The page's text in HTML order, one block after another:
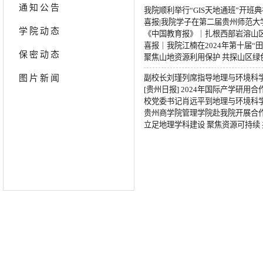
通知公告
学院动态
保密动态
图片新闻
我院顺利举行“GIS天地通班”开班
喜报|我院学子在第二届贵州师范
《中国教育报》｜扎根西部岩溶山
喜报｜我院江楠在2024年第十届“
聚焦山地资源利用保护 共探山区
副校长刘瑾列席指导地理与环境科
[贵州日报] 2024年国际产学研用合
校党委书记肖远平到地理与环境科
贵州商学院管理学院赴我院开展合
立足地理学科建设 聚焦资源可持